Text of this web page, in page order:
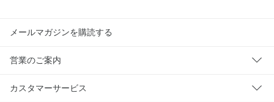
メールマガジンを購読する
営業のご案内
カスタマーサービス